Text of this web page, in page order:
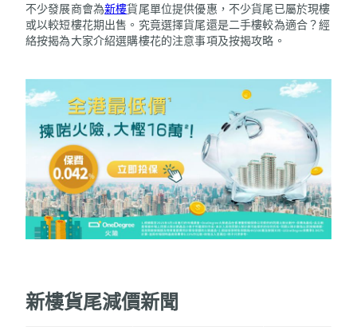
不少發展商會為新樓貨尾單位提供優惠，不少貨尾已屬於現樓
或以較短樓花期出售。究竟選擇貨尾還是二手樓較為適合？經
絡按揭為大家介紹選購樓花的注意事項及按揭攻略。
新樓貨尾減價新聞